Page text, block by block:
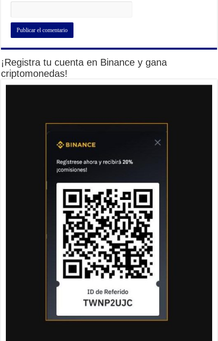
¡Registra tu cuenta en Binance y gana
criptomonedas!